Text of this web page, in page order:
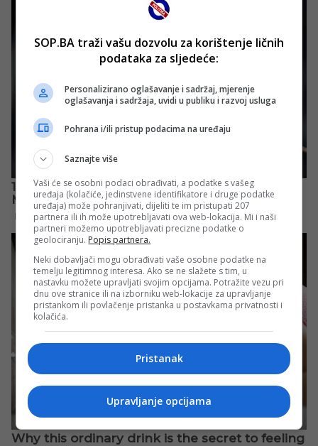
SOP.BA traži vašu dozvolu za korištenje ličnih
podataka za sljedeće:
Personalizirano oglašavanje i sadržaj, mjerenje
oglašavanja i sadržaja, uvidi u publiku i razvoj usluga
Pohrana i/ili pristup podacima na uređaju
Saznajte više
Vaši će se osobni podaci obrađivati, a podatke s vašeg
uređaja (kolačiće, jedinstvene identifikatore i druge podatke
uređaja) može pohranjivati, dijeliti te im pristupati 207
partnera ili ih može upotrebljavati ova web-lokacija. Mi i naši
partneri možemo upotrebljavati precizne podatke o
geolociranju. Popis partnera.
Neki dobavljači mogu obrađivati vaše osobne podatke na
temelju legitimnog interesa. Ako se ne slažete s tim, u
nastavku možete upravljati svojim opcijama. Potražite vezu pri
dnu ove stranice ili na izborniku web-lokacije za upravljanje
pristankom ili povlačenje pristanka u postavkama privatnosti i
kolačića.
Pristanak
Upravljanje opcijama